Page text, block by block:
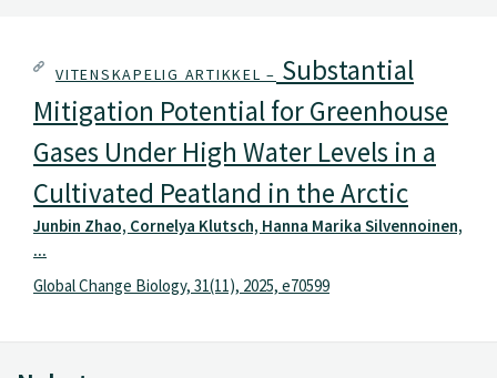
VITENSKAPELIG ARTIKKEL – Substantial
Mitigation Potential for Greenhouse
Gases Under High Water Levels in a
Cultivated Peatland in the Arctic
Junbin Zhao, Cornelya Klutsch, Hanna Marika Silvennoinen,
...
Global Change Biology, 31(11), 2025, e70599